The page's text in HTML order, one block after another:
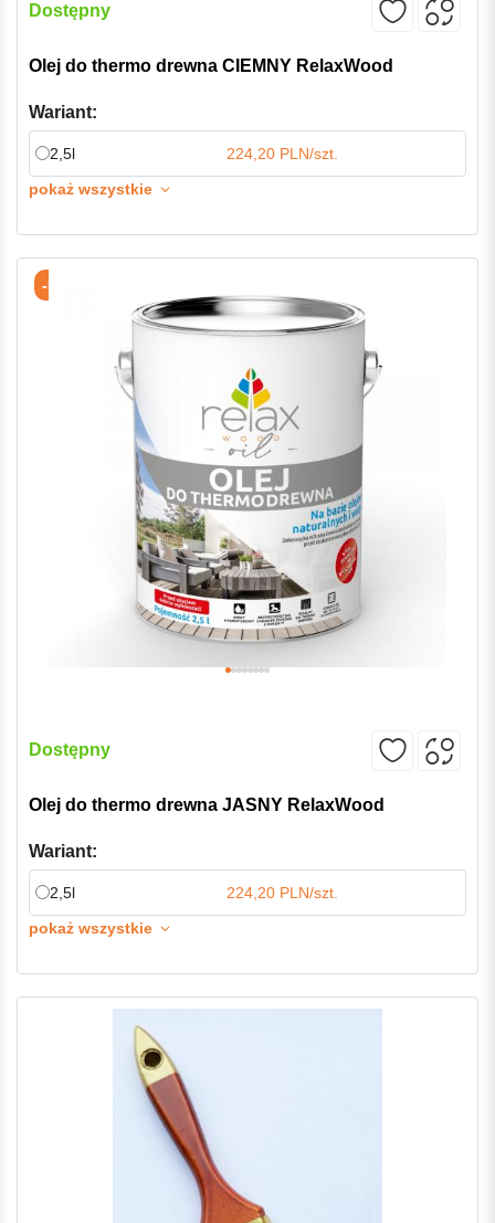
Dostępny
Olej do thermo drewna CIEMNY RelaxWood
Wariant:
2,5l
224,20 PLN/szt.
pokaż wszystkie
-5%
Dostępny
Olej do thermo drewna JASNY RelaxWood
Wariant:
2,5l
224,20 PLN/szt.
pokaż wszystkie